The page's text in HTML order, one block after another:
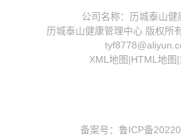
公司名称：历城泰山健
历城泰山健康管理中心 版权所
XML地图|HTML地图|
备案号： 鲁ICP备